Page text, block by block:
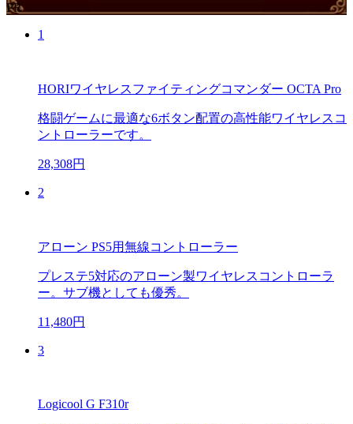
PR
1
HORIワイヤレスファイティングコマンダー OCTA Pro
格闘ゲームに最適な6ボタン配置の高性能ワイヤレスコ
ントローラーです。
28,308円
2
アローン PS5用無線コントローラー
プレステ5対応のアローン製ワイヤレスコントローラ
ー。サブ機としても優秀。
11,480円
3
Logicool G F310r